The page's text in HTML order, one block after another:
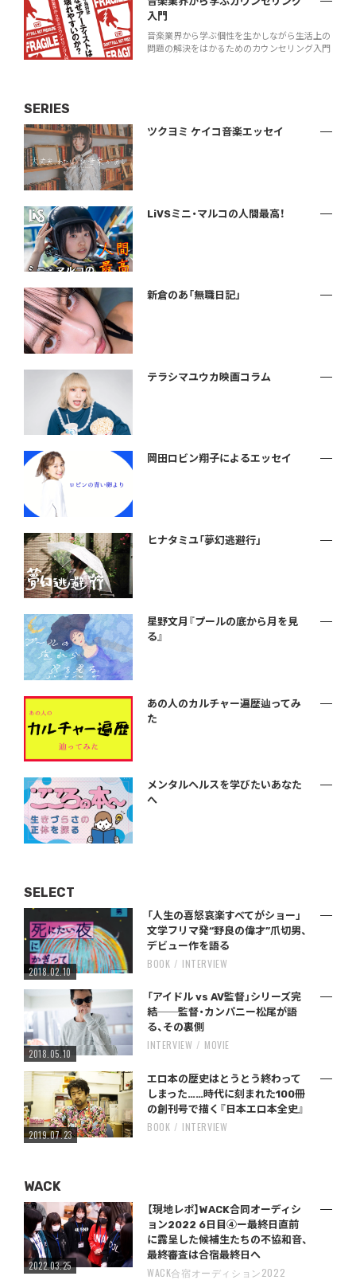
入門
音楽業界から学ぶ個性を生かしながら生活上の
問題の解決をはかるためのカウンセリング入門
SERIES
ツクヨミ ケイコ音楽エッセイ
LiVSミニ・マルコの人間最高！
新倉のあ「無職日記」
テラシマユウカ映画コラム
岡田ロビン翔子によるエッセイ
ヒナタミユ「夢幻逃避行」
星野文月『プールの底から月を見
る』
あの人のカルチャー遍歴辿ってみ
た
メンタルヘルスを学びたいあなた
へ
SELECT
2018.02.10
「人生の喜怒哀楽すべてがショー」
文学フリマ発“野良の偉才”爪切男、
デビュー作を語る
BOOK INTERVIEW
2018.05.10
「アイドル vs AV監督」シリーズ完
結──監督・カンパニー松尾が語
る、その裏側
INTERVIEW MOVIE
2019.07.23
エロ本の歴史はとうとう終わって
しまった……時代に刻まれた100冊
の創刊号で描く『日本エロ本全史』
BOOK INTERVIEW
WACK
2022.03.25
【現地レポ】WACK合同オーディシ
ョン2022 6日目④ー最終日直前
に露呈した候補生たちの不協和音、
最終審査は合宿最終日へ
WACK合宿オーディション2022